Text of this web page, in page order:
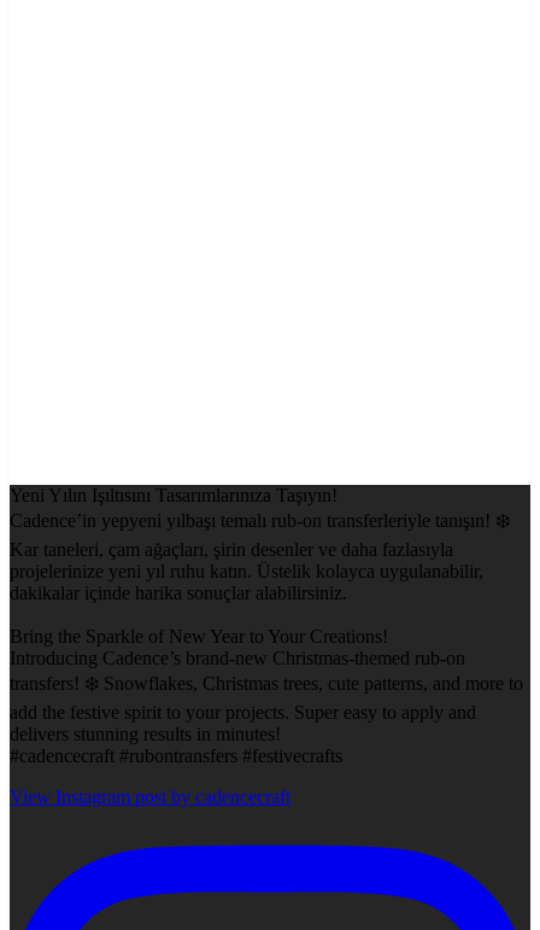
Yeni Yılın Işıltısını Tasarımlarınıza Taşıyın!
Cadence’in yepyeni yılbaşı temalı rub-on transferleriyle tanışın! ❄️
Kar taneleri, çam ağaçları, şirin desenler ve daha fazlasıyla
projelerinize yeni yıl ruhu katın. Üstelik kolayca uygulanabilir,
dakikalar içinde harika sonuçlar alabilirsiniz.
Bring the Sparkle of New Year to Your Creations!
Introducing Cadence’s brand-new Christmas-themed rub-on
transfers! ❄️ Snowflakes, Christmas trees, cute patterns, and more to
add the festive spirit to your projects. Super easy to apply and
delivers stunning results in minutes!
#cadencecraft #rubontransfers #festivecrafts
View Instagram post by cadencecraft